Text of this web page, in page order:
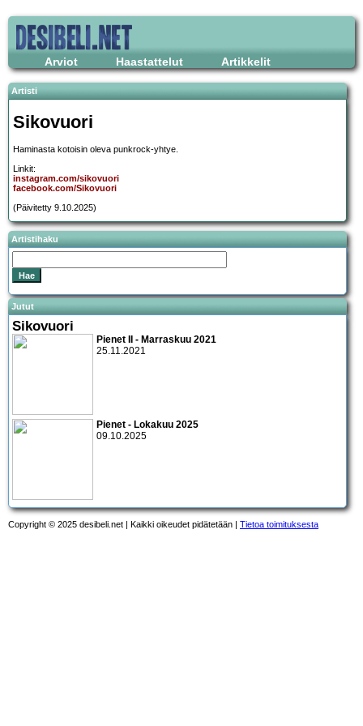
Arviot Haastattelut Artikkelit
Artisti
Sikovuori
Haminasta kotoisin oleva punkrock-yhtye.
Linkit:
instagram.com/sikovuori
facebook.com/Sikovuori
(Päivitetty 9.10.2025)
Artistihaku
Jutut
Sikovuori
Pienet II - Marraskuu 2021
25.11.2021
Pienet - Lokakuu 2025
09.10.2025
Copyright © 2025 desibeli.net | Kaikki oikeudet pidätetään | Tietoa toimituksesta